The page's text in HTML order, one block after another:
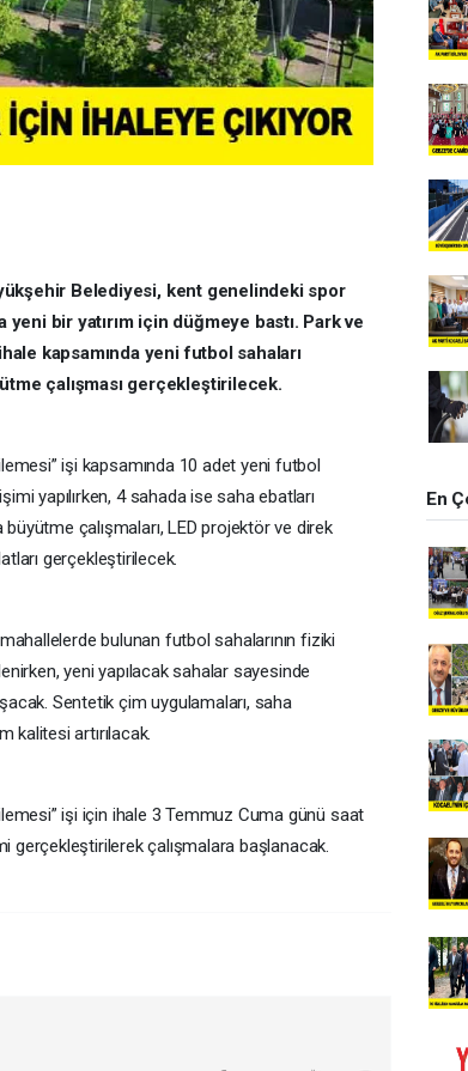
Belediyesi, kent genelindeki spor
yeni bir yatırım için düğmeye bastı. Park ve
kapsamında yeni futbol sahaları
çalışması gerçekleştirilecek.
işi kapsamında 10 adet yeni futbol
yapılırken, 4 sahada ise saha ebatları
çalışmaları, LED projektör ve direk
gerçekleştirilecek.
bulunan futbol sahalarının fiziki
yeni yapılacak sahalar sayesinde
Sentetik çim uygulamaları, saha
kalitesi artırılacak.
işi için ihale 3 Temmuz Cuma günü saat
gerçekleştirilerek çalışmalara başlanacak.
En